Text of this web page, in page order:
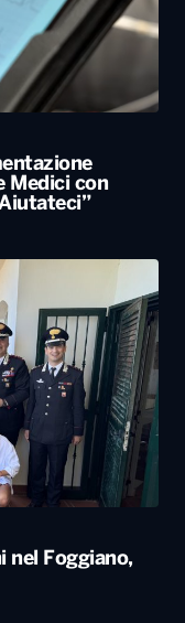
Medici con
nel Foggiano,